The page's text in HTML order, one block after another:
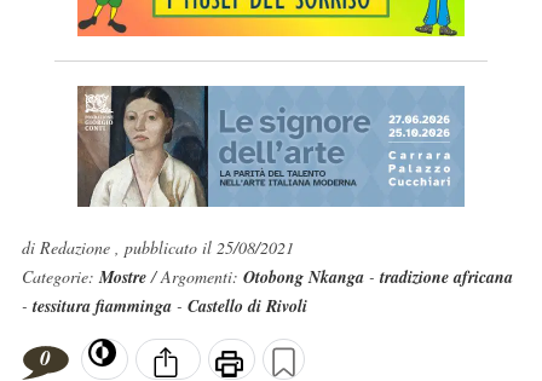
di Redazione , pubblicato il 25/08/2021
Categorie:Mostre/ Argomenti: Otobong Nkanga- tradizione africana
- tessitura fiamminga- Castello di Rivoli
0